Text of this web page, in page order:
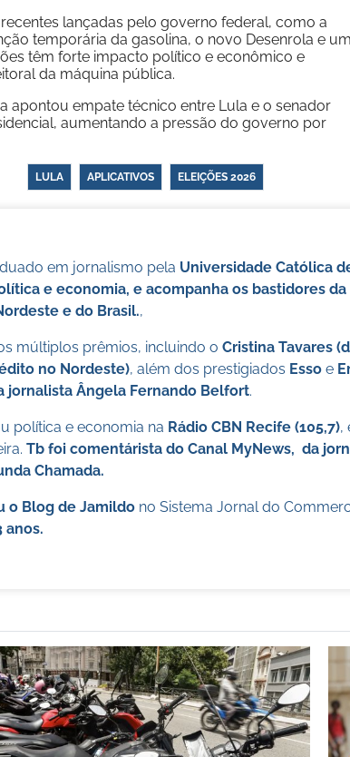
lançadas pelo governo federal, como a
temporária da gasolina, o novo Desenrola e
têm forte impacto político e econômico e
da máquina pública.
apontou empate técnico entre Lula e o senador
aumentando a pressão do governo por
LULA APLICATIVOS ELEIÇÕES 2026
em jornalismo pela Universidade Católica
e economia, e acompanha os bastidores
e do Brasil.,
múltiplos prêmios, incluindo o Cristina Tavares
no Nordeste), além dos prestigiados Essoe
jornalista Ângela Fernando Belfort.
política e economia na Rádio CBN Recife (105,7),
Tb foi comentárista do Canal MyNews, da
Chamada.
o Blog de Jamildo no Sistema Jornal do
anos.